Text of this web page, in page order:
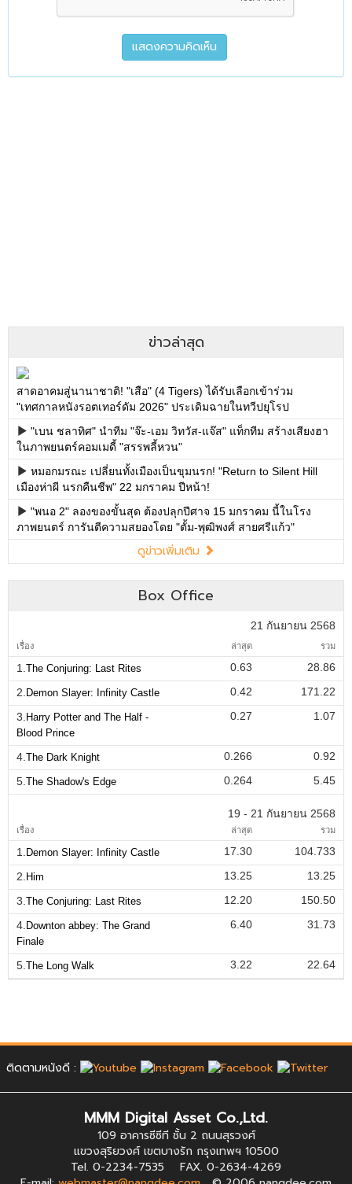
ข่าวล่าสุด
สาดอาคมสู่นานาชาติ! "เสือ" (4 Tigers) ได้รับเลือกเข้าร่วม
"เทศกาลหนังรอตเทอร์ดัม 2026" ประเดิมฉายในทวีปยุโรป
"เบน ชลาทิศ" นำทีม "จ๊ะ-เอม วิทวัส-แจ๊ส" แท็กทีม สร้างเสียงฮา
ในภาพยนตร์คอมเมดี้ "สรรพลี้หวน"
หมอกมรณะ เปลี่ยนทั้งเมืองเป็นขุมนรก! "Return to Silent Hill
เมืองห่าผี นรกคืนชีพ" 22 มกราคม ปีหน้า!
"พนอ 2" ลองของขั้นสุด ต้องปลุกปีศาจ 15 มกราคม นี้ในโรง
ภาพยนตร์ การันตีความสยองโดย "ตั้ม-พุฒิพงศ์ สายศรีแก้ว"
ดูข่าวเพิ่มเติม
Box Office
21 กันยายน 2568
เรื่อง ล่าสุด รวม
1. The Conjuring: Last Rites 0.63
28.86
2. Demon Slayer: Infinity Castle 0.42
171.22
3. Harry Potter and The Half -
Blood Prince
0.27 1.07
4. The Dark Knight 0.266
0.92
5. The Shadow's Edge 0.264 5.45
19 - 21 กันยายน 2568
เรื่อง ล่าสุด รวม
1. Demon Slayer: Infinity Castle 17.30
104.733
2. Him 13.25
13.25
3. The Conjuring: Last Rites 12.20
150.50
4. Downton abbey: The Grand
Finale
6.40 31.73
5. The Long Walk 3.22 22.64
ติดตามหนังดี :
MMM Digital Asset Co.,Ltd.
109 อาคารซีซีที ชั้น 2 ถนนสุรวงศ์
แขวงสุริยวงศ์ เขตบางรัก กรุงเทพฯ 10500
Tel. 0-2234-7535 FAX. 0-2634-4269